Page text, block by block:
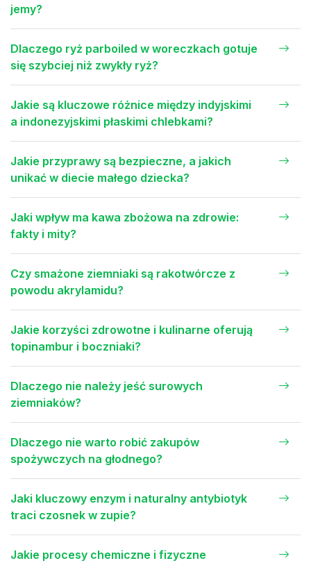
jemy?
Dlaczego ryż parboiled w woreczkach gotuje
się szybciej niż zwykły ryż?
Jakie są kluczowe różnice między indyjskimi
a indonezyjskimi płaskimi chlebkami?
Jakie przyprawy są bezpieczne, a jakich
unikać w diecie małego dziecka?
Jaki wpływ ma kawa zbożowa na zdrowie:
fakty i mity?
Czy smażone ziemniaki są rakotwórcze z
powodu akrylamidu?
Jakie korzyści zdrowotne i kulinarne oferują
topinambur i boczniaki?
Dlaczego nie należy jeść surowych
ziemniaków?
Dlaczego nie warto robić zakupów
spożywczych na głodnego?
Jaki kluczowy enzym i naturalny antybiotyk
traci czosnek w zupie?
Jakie procesy chemiczne i fizyczne